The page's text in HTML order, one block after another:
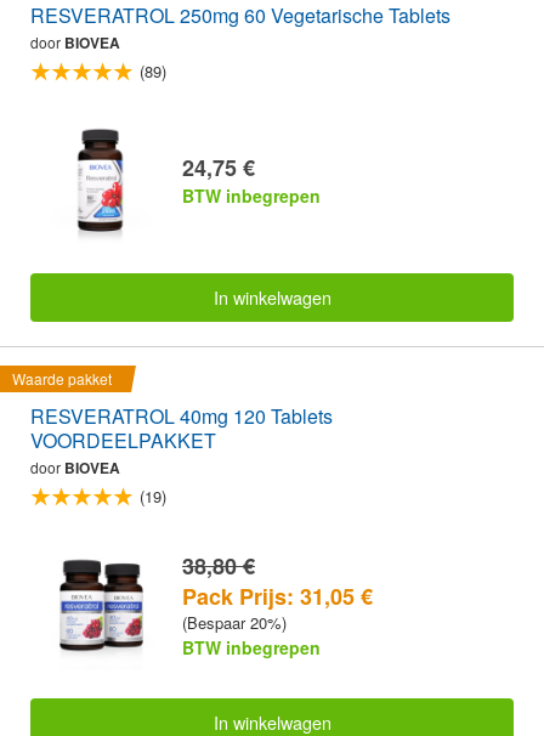
RESVERATROL 250mg 60 Vegetarische Tablets
door BIOVEA
(89)
24,75 €
BTW inbegrepen
In winkelwagen
Waarde pakket
RESVERATROL 40mg 120 Tablets
VOORDEELPAKKET
door BIOVEA
(19)
38,80 €
Pack Prijs: 31,05 €
(Bespaar 20%)
BTW inbegrepen
In winkelwagen